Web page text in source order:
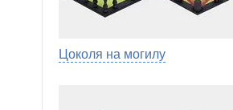
Цоколя на могилу